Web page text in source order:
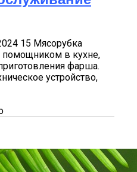
15 Мясорубка
в кухне,
фарша.
устройство,